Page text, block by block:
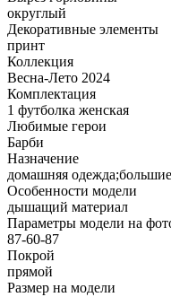
округлый
Декоративные элементы
принт
Коллекция
Весна-Лето 2024
Комплектация
1 футболка женская
Любимые герои
Барби
Назначение
домашняя
Особенности модели
дышащий материал
Параметры модели на
87-60-87
Покрой
прямой
Размер на модели